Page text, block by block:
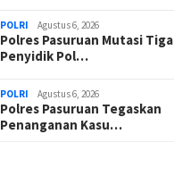
POLRI Agustus 6, 2026
Polres Pasuruan Mutasi Tiga
Penyidik Pol…
POLRI Agustus 6, 2026
Polres Pasuruan Tegaskan
Penanganan Kasu…